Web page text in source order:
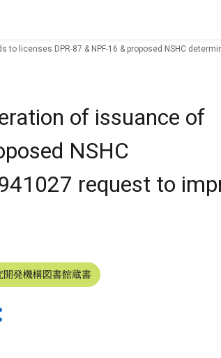
licenses DPR-87 & NPF-16 & proposed NSHC
of issuance of
NSHC
request to
開発機構図書館蔵書